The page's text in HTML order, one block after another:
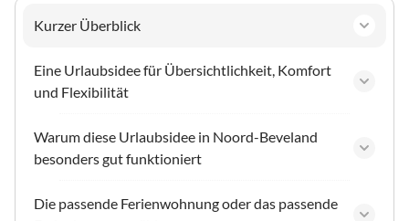
Kurzer Überblick
Eine Urlaubsidee für Übersichtlichkeit, Komfort
und Flexibilität
Warum diese Urlaubsidee in Noord-Beveland
besonders gut funktioniert
Die passende Ferienwohnung oder das passende